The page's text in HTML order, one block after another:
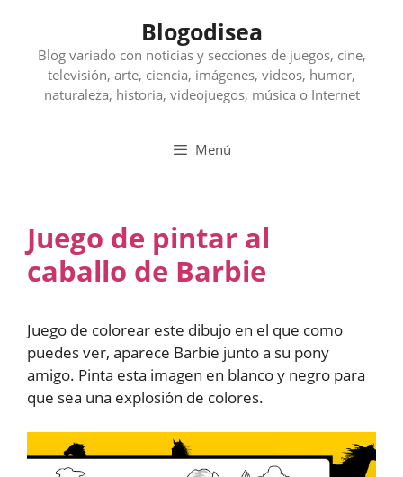
contenido
Blogodisea
Blog variado con noticias y secciones de juegos, cine,
televisión, arte, ciencia, imágenes, videos, humor,
naturaleza, historia, videojuegos, música o Internet
Menú
Juego de pintar al
caballo de Barbie
Juego de colorear este dibujo en el que como
puedes ver, aparece Barbie junto a su pony
amigo. Pinta esta imagen en blanco y negro para
que sea una explosión de colores.